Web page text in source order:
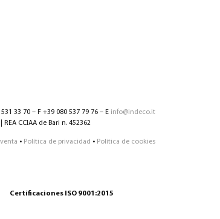
33 70 – F +39 080 537 79 76 – E info@indeco.it
REA CCIAA de Bari n. 452362
• Política de privacidad • Política de cookies
Certificaciones ISO 9001:2015